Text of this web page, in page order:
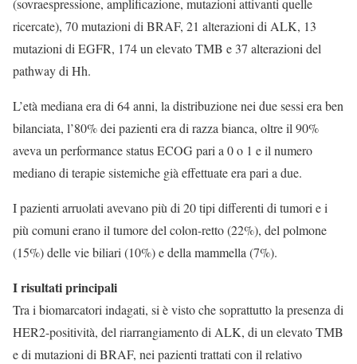
(sovraespressione, amplificazione, mutazioni attivanti quelle
ricercate), 70 mutazioni di BRAF, 21 alterazioni di ALK, 13
mutazioni di EGFR, 174 un elevato TMB e 37 alterazioni del
pathway di Hh.
L’età mediana era di 64 anni, la distribuzione nei due sessi era ben
bilanciata, l’80% dei pazienti era di razza bianca, oltre il 90%
aveva un performance status ECOG pari a 0 o 1 e il numero
mediano di terapie sistemiche già effettuate era pari a due.
I pazienti arruolati avevano più di 20 tipi differenti di tumori e i
più comuni erano il tumore del colon-retto (22%), del polmone
(15%) delle vie biliari (10%) e della mammella (7%).
I risultati principali
Tra i biomarcatori indagati, si è visto che soprattutto la presenza di
HER2-positività, del riarrangiamento di ALK, di un elevato TMB
e di mutazioni di BRAF, nei pazienti trattati con il relativo